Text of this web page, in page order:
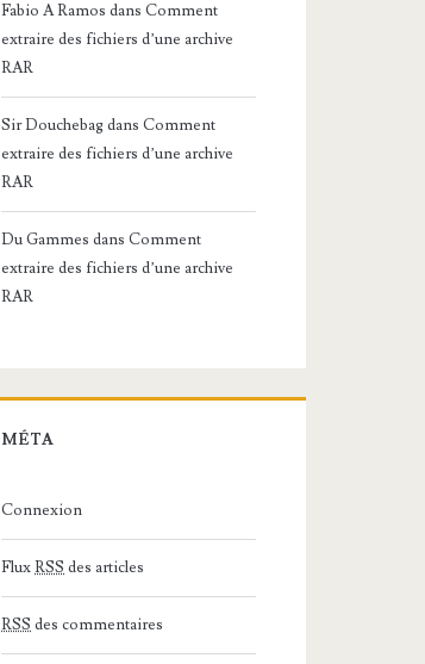
Fabio A Ramos dansComment
extraire des fichiers d’une archive
RAR
Sir DouchebagdansComment
extraire des fichiers d’une archive
RAR
Du Gammes dansComment
extraire des fichiers d’une archive
RAR
MÉTA
Connexion
FluxRSS des articles
RSS des commentaires